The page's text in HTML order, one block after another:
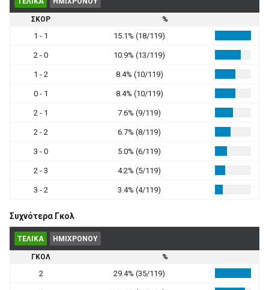
ΣΚΟΡ %
1 - 1 15.1% (18/119)
2 - 0 10.9% (13/119)
1 - 2 8.4% (10/119)
0 - 1 8.4% (10/119)
2 - 1 7.6% (9/119)
2 - 2 6.7% (8/119)
3 - 0 5.0% (6/119)
2 - 3 4.2% (5/119)
3 - 2 3.4% (4/119)
Συχνότερα Γκολ
ΤΕΛΙΚΑ ΗΜΙΧΡΟΝΟΥ
ΓΚΟΛ %
2 29.4% (35/119)